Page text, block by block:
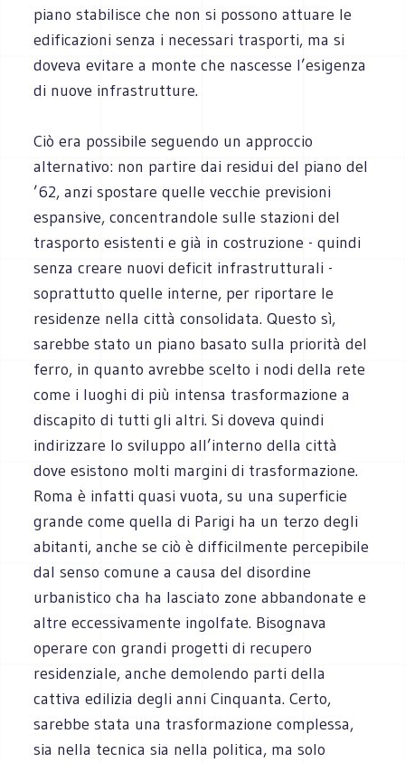
piano stabilisce che non si possono attuare le
edificazioni senza i necessari trasporti, ma si
doveva evitare a monte che nascesse l’esigenza
di nuove infrastrutture.
Ciò era possibile seguendo un approccio
alternativo: non partire dai residui del piano del
’62, anzi spostare quelle vecchie previsioni
espansive, concentrandole sulle stazioni del
trasporto esistenti e già in costruzione - quindi
senza creare nuovi deficit infrastrutturali -
soprattutto quelle interne, per riportare le
residenze nella città consolidata. Questo sì,
sarebbe stato un piano basato sulla priorità del
ferro, in quanto avrebbe scelto i nodi della rete
come i luoghi di più intensa trasformazione a
discapito di tutti gli altri. Si doveva quindi
indirizzare lo sviluppo all’interno della città
dove esistono molti margini di trasformazione.
Roma è infatti quasi vuota, su una superficie
grande come quella di Parigi ha un terzo degli
abitanti, anche se ciò è difficilmente percepibile
dal senso comune a causa del disordine
urbanistico cha ha lasciato zone abbandonate e
altre eccessivamente ingolfate. Bisognava
operare con grandi progetti di recupero
residenziale, anche demolendo parti della
cattiva edilizia degli anni Cinquanta. Certo,
sarebbe stata una trasformazione complessa,
sia nella tecnica sia nella politica, ma solo